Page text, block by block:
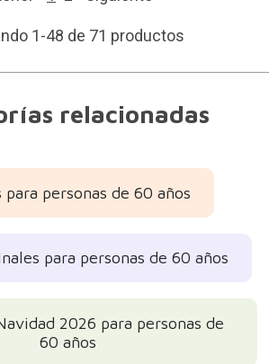
1-48 de 71 productos
relacionadas
para personas de 60 años
para personas de 60 años
2026 para personas de
60 años